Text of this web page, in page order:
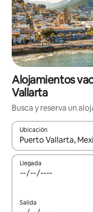
Alojamientos
Vallarta
Busca y reserva un
Ubicación
Cuando los resultados
Llegada
Salida